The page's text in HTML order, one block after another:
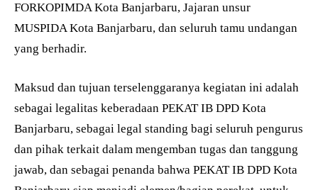
FORKOPIMDA Kota Banjarbaru, Jajaran unsur
MUSPIDA Kota Banjarbaru, dan seluruh tamu undangan
yang berhadir.
Maksud dan tujuan terselenggaranya kegiatan ini adalah
sebagai legalitas keberadaan PEKAT IB DPD Kota
Banjarbaru, sebagai legal standing bagi seluruh pengurus
dan pihak terkait dalam mengemban tugas dan tanggung
jawab, dan sebagai penanda bahwa PEKAT IB DPD Kota